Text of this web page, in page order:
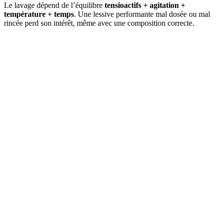
Le lavage dépend de l’équilibre tensioactifs + agitation +
température + temps. Une lessive performante mal dosée ou mal
rincée perd son intérêt, même avec une composition correcte.